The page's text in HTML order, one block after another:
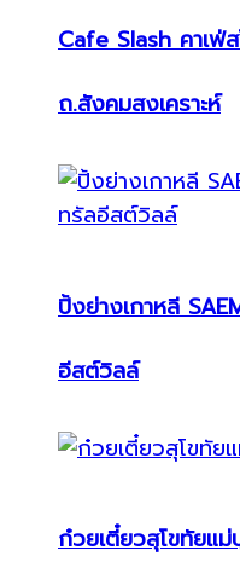
Cafe Slash คาเ
ถ.สังคมสงเคราะห์
ปิ้งย่างเกาหลี
อีสต์วิลล์
ก๋วยเตี๋ยวสุโขทัยแ